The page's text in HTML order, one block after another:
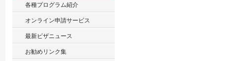
各種プログラム紹介
オンライン申請サービス
最新ビザニュース
お勧めリンク集